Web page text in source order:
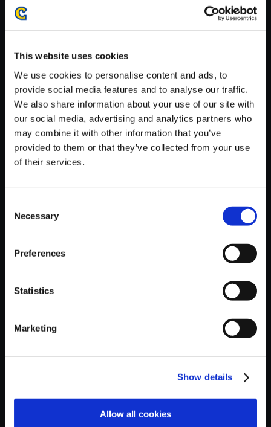
This website uses cookies
We use cookies to personalise content and ads, to
provide social media features and to analyse our traffic.
We also share information about your use of our site with
our social media, advertising and analytics partners who
may combine it with other information that you’ve
provided to them or that they’ve collected from your use
of their services.
Selection
Necessary
Preferences
Statistics
Marketing
Show details
Allow all cookies
がかかる場合がございます。
※ご購入いただいたファイルのダウンロードの際には、通信環境
が安定しているWifi環境でお試しください。
【単曲】ヴァンパイア サウンド
BOX STORY DEMO LAST BOS
S HUNTER2
おすすめ商品